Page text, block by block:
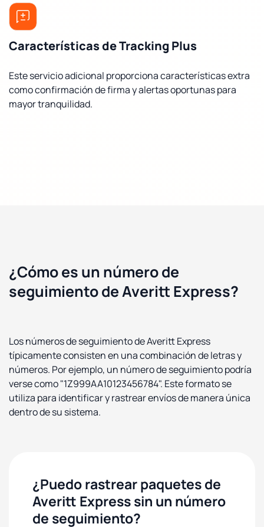
Características de Tracking Plus
Este servicio adicional proporciona características extra
como confirmación de firma y alertas oportunas para
mayor tranquilidad.
¿Cómo es un número de
seguimiento de Averitt Express?
Los números de seguimiento de Averitt Express
típicamente consisten en una combinación de letras y
números. Por ejemplo, un número de seguimiento podría
verse como "1Z999AA10123456784". Este formato se
utiliza para identificar y rastrear envíos de manera única
dentro de su sistema.
¿Puedo rastrear paquetes de
Averitt Express sin un número
de seguimiento?